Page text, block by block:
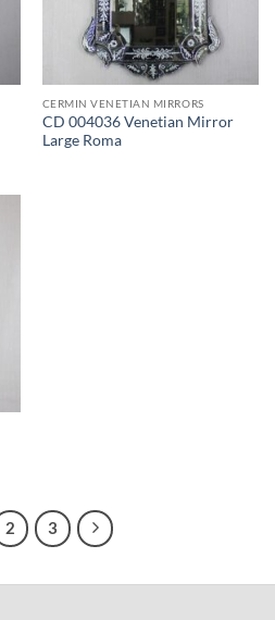
CERMIN VENETIAN MIRRORS
CD 004036 Venetian Mirror
Large Roma
2 3